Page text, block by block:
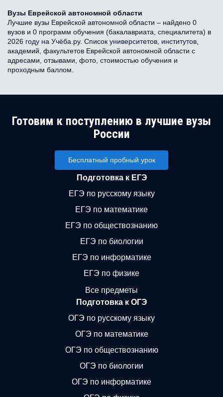
Вузы Еврейской автономной области
Лучшие вузы Еврейской автономной области – найдено 0
вузов и 0 программ обучения (бакалавриата, специалитета) в
2026 году на Учёба.ру. Список университетов, институтов,
академий, факультетов Еврейской автономной области с
адресами, отзывами, фото, стоимостью обучения и
проходным баллом.
Готовим к поступлению в лучшие вузы
России
Бесплатный пробный урок
Подготовка к ЕГЭ
ЕГЭ по русскому языку
ЕГЭ по математике
ЕГЭ по обществознанию
ЕГЭ по биологии
ЕГЭ по информатике
ЕГЭ по физике
Все предметы
Подготовка к ОГЭ
ОГЭ по русскому языку
ОГЭ по математике
ОГЭ по обществознанию
ОГЭ по биологии
ОГЭ по информатике